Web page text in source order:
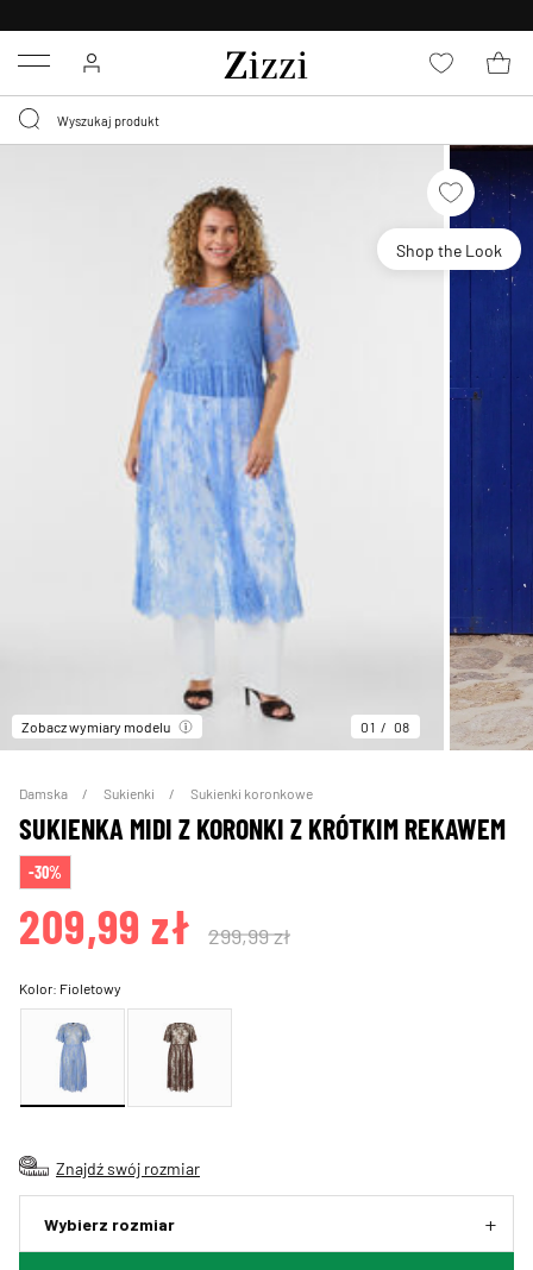
Menu
Shop the Look
Zobacz wymiary modelu 01 08
Damska Sukienki Sukienki koronkowe
SUKIENKA MIDI Z KORONKI Z KRÓTKIM REKAWEM
-30%
209,99 zł 299,99 zł
Kolor: Fioletowy
Znajdź swój rozmiar
Wybierz rozmiar